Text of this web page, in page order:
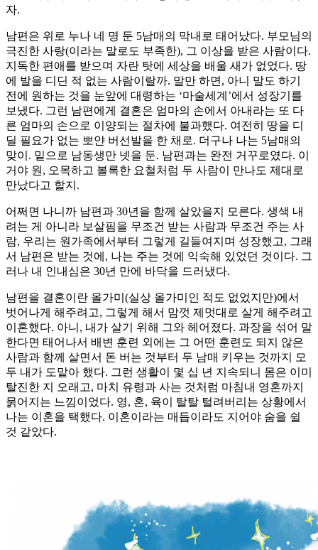
자.
남편은 위로 누나 네 명 둔 5남매의 막내로 태어났다. 부모님의
극진한 사랑(이라는 말로도 부족한), 그 이상을 받은 사람이다.
지독한 편애를 받으며 자란 탓에 세상을 배울 새가 없었다. 땅
에 발을 디딘 적 없는 사람이랄까. 말만 하면, 아니 말도 하기
전에 원하는 것을 눈앞에 대령하는 ‘마술세계’에서 성장기를
보냈다. 그런 남편에게 결혼은 엄마의 손에서 아내라는 또 다
른 엄마의 손으로 이양되는 절차에 불과했다. 여전히 땅을 디
딜 필요가 없는 뽀얀 버선발을 한 채로. 더구나 나는 5남매의
맞이. 밑으로 남동생만 넷을 둔. 남편과는 완전 거꾸로였다. 이
거야 원, 오목하고 볼록한 요철처럼 두 사람이 만나도 제대로
만났다고 할지.
어쩌면 나니까 남편과 30년을 함께 살았을지 모른다. 생색 내
려는 게 아니라 보살핌을 무조건 받는 사람과 무조건 주는 사
람, 우리는 원가족에서부터 그렇게 길들여지며 성장했고, 그래
서 남편은 받는 것에, 나는 주는 것에 익숙해 있었던 것이다. 그
러나 내 인내심은 30년 만에 바닥을 드러냈다.
남편을 결혼이란 올가미(실상 올가미인 적도 없었지만)에서
벗어나게 해주려고, 그렇게 해서 맘껏 제멋대로 살게 해주려고
이혼했다. 아니, 내가 살기 위해 그와 헤어졌다. 과장을 섞어 말
한다면 태어나서 배변 훈련 외에는 그 어떤 훈련도 되지 않은
사람과 함께 살면서 돈 버는 것부터 두 남매 키우는 것까지 모
두 내가 도맡아 했다. 그런 생활이 몇 십 년 지속되니 몸은 이미
탈진한 지 오래고, 마치 유령과 사는 것처럼 마침내 영혼까지
묽어지는 느낌이었다. 영, 혼, 육이 탈탈 털려버리는 상황에서
나는 이혼을 택했다. 이혼이라는 매듭이라도 지어야 숨을 쉴
것 같았다.